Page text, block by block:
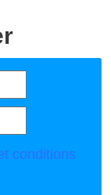
conditions